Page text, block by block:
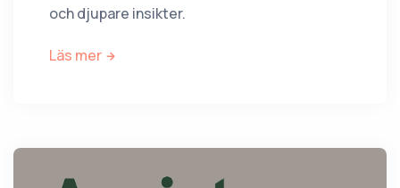
och djupare insikter.
Läs mer